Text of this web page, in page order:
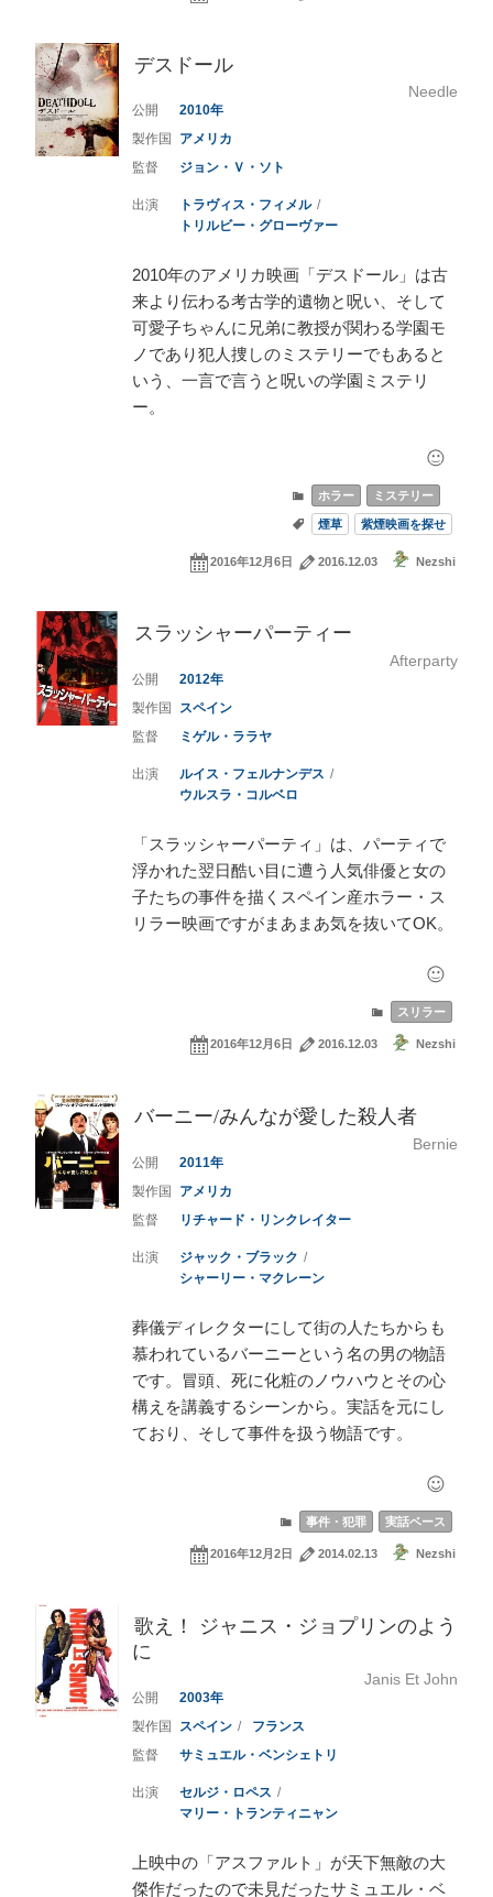
デスドール
Needle
2010
アメリカ
ジョン・Ｖ・ソト
トラヴィス・フィメル
トリルビー・グローヴァー
2010年のアメリカ映画「デスドール」は古
来より伝わる考古学的遺物と呪い、そして
可愛子ちゃんに兄弟に教授が関わる学園モ
ノであり犯人捜しのミステリーでもあると
いう、一言で言うと呪いの学園ミステリ
ー。
ホラー ミステリー
煙草 紫煙映画を探せ
2016年12月6日 2016.12.03 Nezshi
スラッシャーパーティー
Afterparty
2012
スペイン
ミゲル・ララヤ
ルイス・フェルナンデス
ウルスラ・コルベロ
「スラッシャーパーティ」は、パーティで
浮かれた翌日酷い目に遭う人気俳優と女の
子たちの事件を描くスペイン産ホラー・ス
リラー映画ですがまあまあ気を抜いてOK。
スリラー
2016年12月6日 2016.12.03 Nezshi
バーニー/みんなが愛した殺人者
Bernie
2011
アメリカ
リチャード・リンクレイター
ジャック・ブラック
シャーリー・マクレーン
葬儀ディレクターにして街の人たちからも
慕われているバーニーという名の男の物語
です。冒頭、死に化粧のノウハウとその心
構えを講義するシーンから。実話を元にし
ており、そして事件を扱う物語です。
事件・犯罪 実話ベース
2016年12月2日 2014.02.13 Nezshi
歌え！ ジャニス・ジョプリンのよう
に
Janis Et John
2003
スペイン
フランス
サミュエル・ベンシェトリ
セルジ・ロペス
マリー・トランティニャン
上映中の「アスファルト」が天下無敵の大
傑作だったので未見だったサミュエル・ベ